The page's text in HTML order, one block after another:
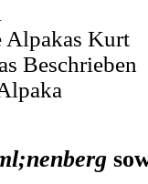
Alpakas Kurt
Beschrieben